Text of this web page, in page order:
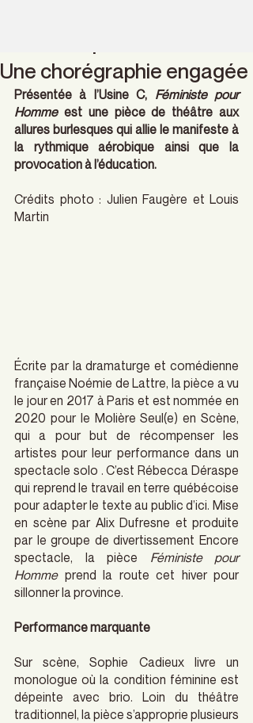
Une chorégraphie engagée
Présentée à l’Usine C, Féministe pour
Homme est une pièce de théâtre aux
allures burlesques qui allie le manifeste à
la rythmique aérobique ainsi que la
provocation à l’éducation.
Crédits photo : Julien Faugère et Louis
Martin
Écrite par la dramaturge et comédienne
française Noémie de Lattre, la pièce a vu
le jour en 2017 à Paris et est nommée en
2020 pour le Molière Seul(e) en Scène,
qui a pour but de récompenser les
artistes pour leur performance dans un
spectacle solo . C’est Rébecca Déraspe
qui reprend le travail en terre québécoise
pour adapter le texte au public d’ici. Mise
en scène par Alix Dufresne et produite
par le groupe de divertissement Encore
spectacle, la pièce Féministe pour
Homme prend la route cet hiver pour
sillonner la province.
Performance marquante
Sur scène, Sophie Cadieux livre un
monologue où la condition féminine est
dépeinte avec brio. Loin du théâtre
traditionnel, la pièce s’approprie plusieurs